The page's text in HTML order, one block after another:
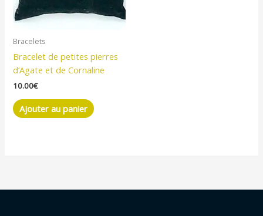
Bracelets
Bracelet de petites pierres
d’Agate et de Cornaline
10.00€
Ajouter au panier